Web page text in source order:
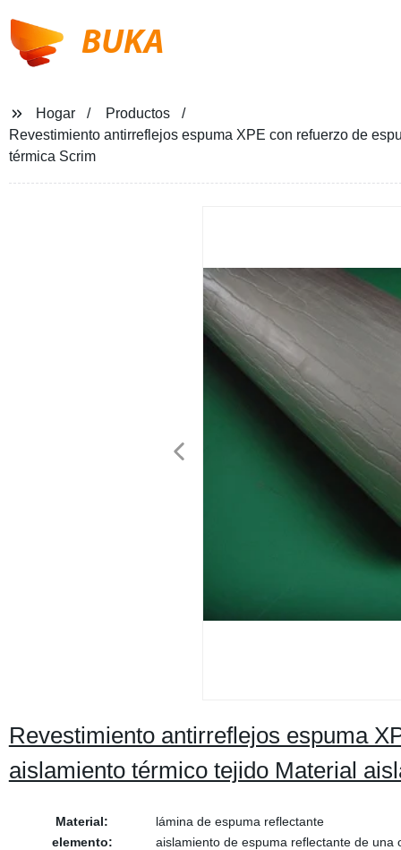
BUKA
Hogar
Productos
Revestimiento antirreflejos espuma XPE con refuerzo de
térmica Scrim
Revestimiento antirreflejos espuma
aislamiento térmico tejido Material
Material:
lámina de espuma reflectante
elemento:
aislamiento de espuma reflectante de una